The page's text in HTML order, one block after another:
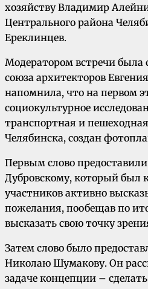
хозяйству Владимир
Центрального района
Ереклинцев.
Модератором встречи была
союза архитекторов
напомнила, что на первом
социокультурное
транспортная и
Челябинска, создан
Первым слово
Дубровскому, который был
участников активно
пожелания, пообещав по
высказать свою точку
Затем слово было
Николаю Шумакову. Он
задаче концепции –